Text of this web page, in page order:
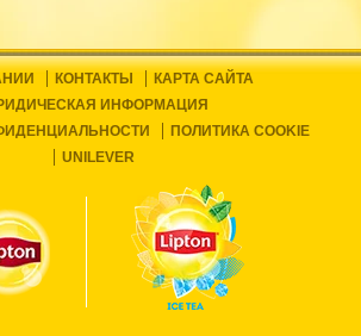
КОНТАКТЫ
КАРТА САЙТА
ИНФОРМАЦИЯ
ПОЛИТИКА COOKIE
UNILEVER